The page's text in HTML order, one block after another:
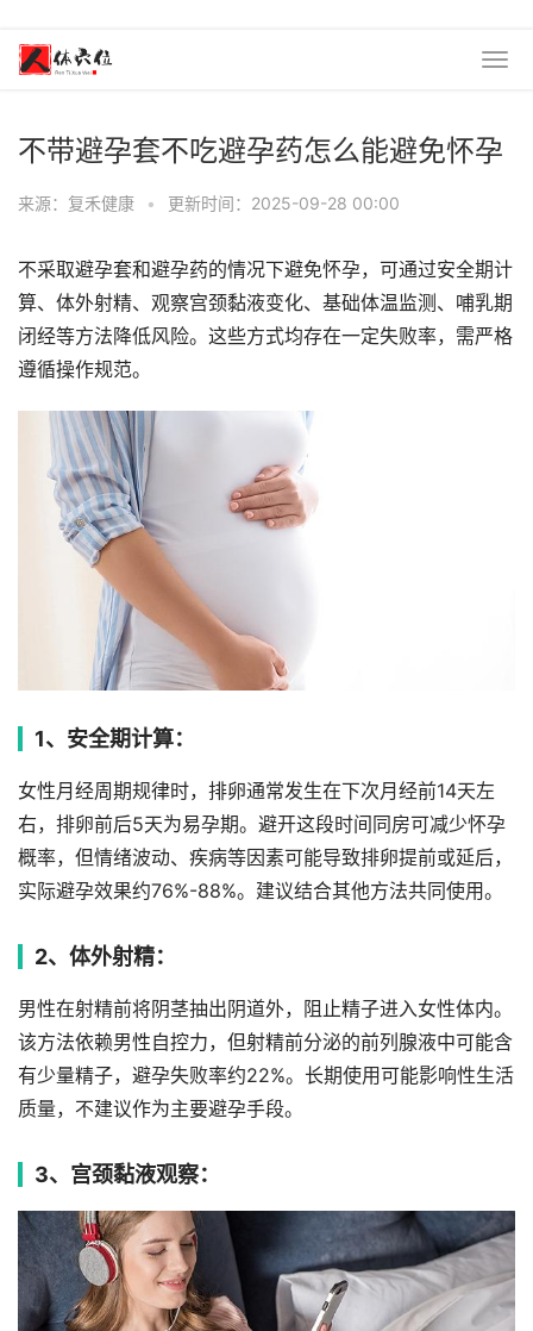
不带避孕套不吃避孕药怎么能避免怀孕
来源：复禾健康 • 更新时间：2025-09-28 00:00
不采取避孕套和避孕药的情况下避免怀孕，可通过安全期计
算、体外射精、观察宫颈黏液变化、基础体温监测、哺乳期
闭经等方法降低风险。这些方式均存在一定失败率，需严格
遵循操作规范。
1、安全期计算：
女性月经周期规律时，排卵通常发生在下次月经前14天左
右，排卵前后5天为易孕期。避开这段时间同房可减少怀孕
概率，但情绪波动、疾病等因素可能导致排卵提前或延后，
实际避孕效果约76%-88%。建议结合其他方法共同使用。
2、体外射精：
男性在射精前将阴茎抽出阴道外，阻止精子进入女性体内。
该方法依赖男性自控力，但射精前分泌的前列腺液中可能含
有少量精子，避孕失败率约22%。长期使用可能影响性生活
质量，不建议作为主要避孕手段。
3、宫颈黏液观察：